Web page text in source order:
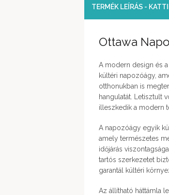
TERMÉK LEÍRÁS -
Ottawa
A modern design és
kültéri napozóágy,
otthonukban is
hangulatát. Letisztult
illeszkedik a modern
A napozóágy egyik
amely természetes
időjárás
tartós szerkezetet
garantál kültéri
Az állítható háttámla